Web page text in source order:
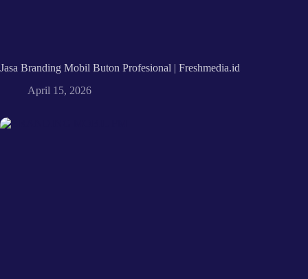
Jasa Branding Mobil Buton Profesional | Freshmedia.id
April 15, 2026